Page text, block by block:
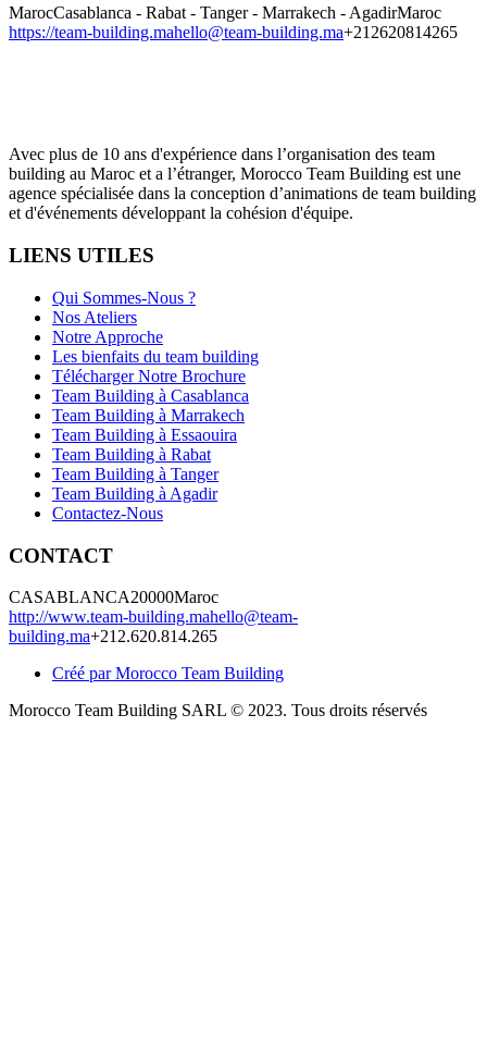
MarocCasablanca - Rabat - Tanger - Marrakech - AgadirMaroc
https://team-building.mahello@team-building.ma+212620814265
Avec plus de 10 ans d'expérience dans l’organisation des team
building au Maroc et a l’étranger, Morocco Team Building est une
agence spécialisée dans la conception d’animations de team building
et d'événements développant la cohésion d'équipe.
LIENS UTILES
Qui Sommes-Nous ?
Nos Ateliers
Notre Approche
Les bienfaits du team building
Télécharger Notre Brochure
Team Building à Casablanca
Team Building à Marrakech
Team Building à Essaouira
Team Building à Rabat
Team Building à Tanger
Team Building à Agadir
Contactez-Nous
CONTACT
CASABLANCA20000Maroc
http://www.team-building.mahello@team-
building.ma+212.620.814.265
Créé par Morocco Team Building
Morocco Team Building SARL © 2023. Tous droits réservés